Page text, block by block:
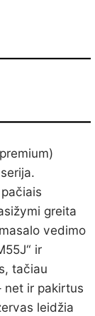
greita
vedimo
ir
tačiau
net ir pakirtus
leidžia